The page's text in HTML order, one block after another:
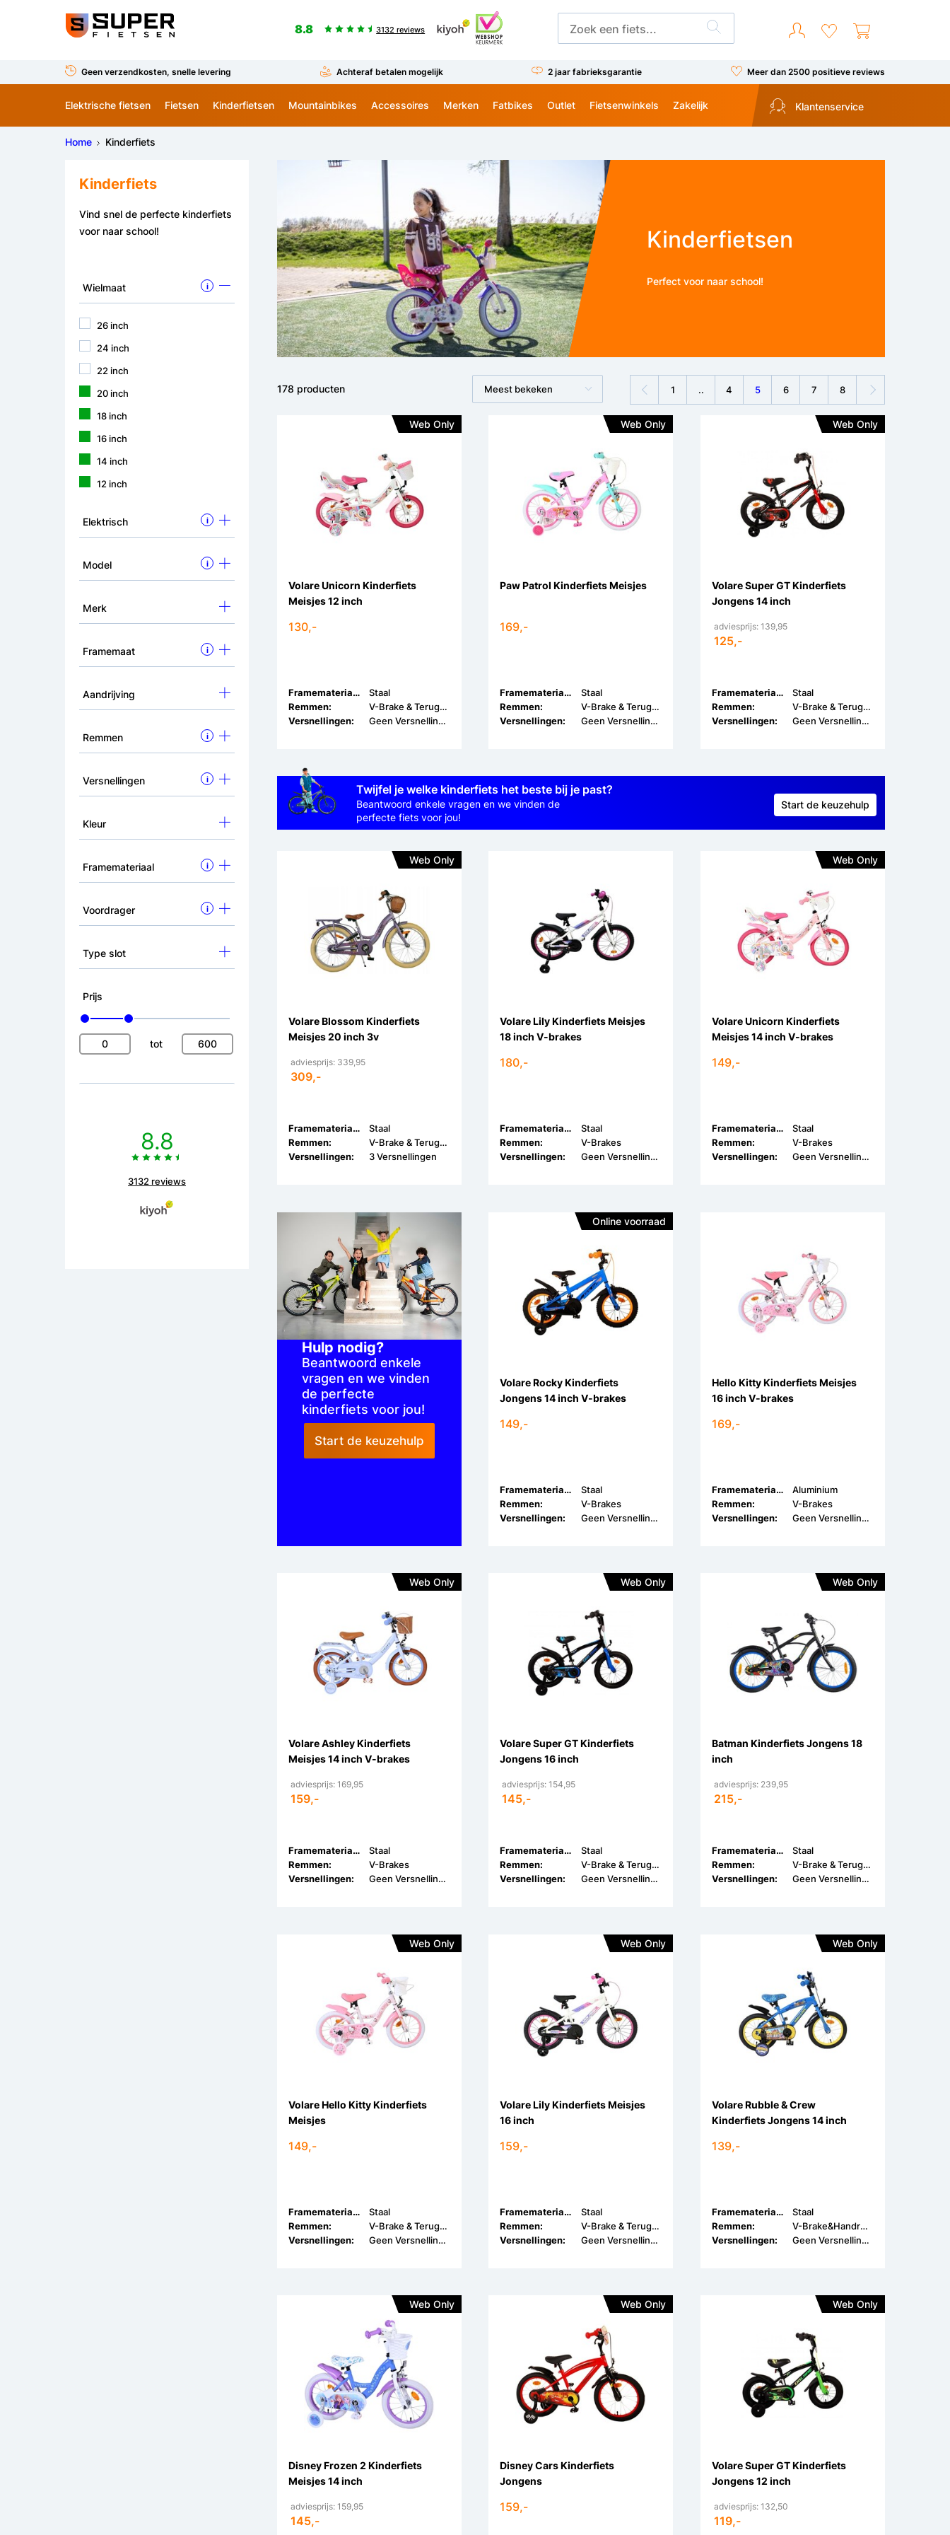
8.8 3132 reviews
Geen verzendkosten, snelle levering Achteraf betalen mogelijk 2 jaar fabrieksgarantie Meer dan 2500 positieve reviews
Elektrische fietsen Fietsen Kinderfietsen Mountainbikes Accessoires Merken Fatbikes Outlet Fietsenwinkels Zakelijk Klantenservice
Home Kinderfiets
Kinderfiets
Vind snel de perfecte kinderfiets
voor naar school!
Wielmaat i
26 inch
24 inch
22 inch
20 inch
18 inch
16 inch
14 inch
12 inch
Elektrisch i
Model i
Merk
Framemaat i
Aandrijving
Remmen i
Versnellingen i
Kleur
Framemateriaal i
Voordrager i
Type slot
Prijs
tot
8.8
3132 reviews
Kinderfietsen
Perfect voor naar school!
178 producten Meest bekeken 1 .. 4 5 6 7 8
Web Only
Volare Unicorn Kinderfiets
Meisjes 12 inch
130,-
Framemateriaal:
Staal
Remmen:
V-Brake & Terugtrap
Versnellingen:
Geen Versnellingen
Web Only
Paw Patrol Kinderfiets Meisjes
169,-
Framemateriaal:
Staal
Remmen:
V-Brake & Terugtrap
Versnellingen:
Geen Versnellingen
Web Only
Volare Super GT Kinderfiets
Jongens 14 inch
adviesprijs: 139,95
125,-
Framemateriaal:
Staal
Remmen:
V-Brake & Terugtrap
Versnellingen:
Geen Versnellingen
Twijfel je welke kinderfiets het beste bij je past?
Beantwoord enkele vragen en we vinden de
perfecte fiets voor jou!
Start de keuzehulp
Web Only
Volare Blossom Kinderfiets
Meisjes 20 inch 3v
adviesprijs: 339,95
309,-
Framemateriaal:
Staal
Remmen:
V-Brake & Terugtraprem
Versnellingen:
3 Versnellingen
Volare Lily Kinderfiets Meisjes
18 inch V-brakes
180,-
Framemateriaal:
Staal
Remmen:
V-Brakes
Versnellingen:
Geen Versnellingen
Web Only
Volare Unicorn Kinderfiets
Meisjes 14 inch V-brakes
149,-
Framemateriaal:
Staal
Remmen:
V-Brakes
Versnellingen:
Geen Versnellingen
Hulp nodig?
Beantwoord enkele
vragen en we vinden
de perfecte
kinderfiets voor jou!
Start de keuzehulp
Online voorraad
Volare Rocky Kinderfiets
Jongens 14 inch V-brakes
149,-
Framemateriaal:
Staal
Remmen:
V-Brakes
Versnellingen:
Geen Versnellingen
Hello Kitty Kinderfiets Meisjes
16 inch V-brakes
169,-
Framemateriaal:
Aluminium
Remmen:
V-Brakes
Versnellingen:
Geen Versnellingen
Web Only
Volare Ashley Kinderfiets
Meisjes 14 inch V-brakes
adviesprijs: 169,95
159,-
Framemateriaal:
Staal
Remmen:
V-Brakes
Versnellingen:
Geen Versnellingen
Web Only
Volare Super GT Kinderfiets
Jongens 16 inch
adviesprijs: 154,95
145,-
Framemateriaal:
Staal
Remmen:
V-Brake & Terugtrap
Versnellingen:
Geen Versnellingen
Web Only
Batman Kinderfiets Jongens 18
inch
adviesprijs: 239,95
215,-
Framemateriaal:
Staal
Remmen:
V-Brake & Terugtrap
Versnellingen:
Geen Versnellingen
Web Only
Volare Hello Kitty Kinderfiets
Meisjes
149,-
Framemateriaal:
Staal
Remmen:
V-Brake & Terugtrap
Versnellingen:
Geen Versnellingen
Web Only
Volare Lily Kinderfiets Meisjes
16 inch
159,-
Framemateriaal:
Staal
Remmen:
V-Brake & Terugtrap
Versnellingen:
Geen Versnellingen
Web Only
Volare Rubble & Crew
Kinderfiets Jongens 14 inch
139,-
Framemateriaal:
Staal
Remmen:
V-Brake&Handrem
Versnellingen:
Geen Versnellingen
Web Only
Disney Frozen 2 Kinderfiets
Meisjes 14 inch
adviesprijs: 159,95
145,-
Web Only
Disney Cars Kinderfiets
Jongens
159,-
Web Only
Volare Super GT Kinderfiets
Jongens 12 inch
adviesprijs: 132,50
119,-